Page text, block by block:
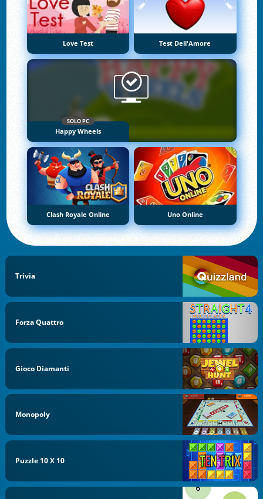
Love Test Test Dell'Amore
SOLO PC
Happy Wheels
Clash Royale Online Uno Online
Trivia
Forza Quattro
Gioco Diamanti
Monopoly
Puzzle 10 X 10